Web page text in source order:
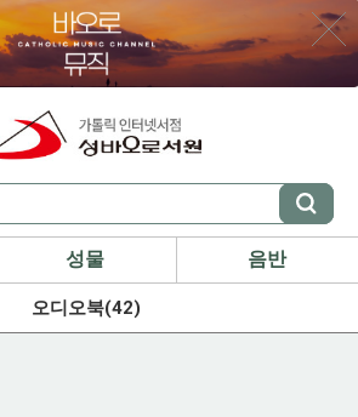
성물 음반
오디오북(42)